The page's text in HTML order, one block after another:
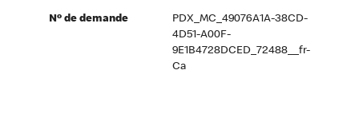
Nº de demande
PDX_MC_49076A1A-38CD-
4D51-A00F-
9E1B4728DCED_72488__fr-
Ca